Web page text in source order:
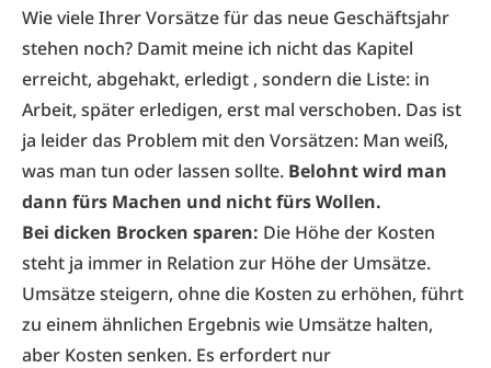
Wie viele Ihrer Vorsätze für das neue Geschäftsjahr
stehen noch? Damit meine ich nicht das Kapitel
erreicht, abgehakt, erledigt , sondern die Liste: in
Arbeit, später erledigen, erst mal verschoben. Das ist
ja leider das Problem mit den Vorsätzen: Man weiß,
was man tun oder lassen sollte. Belohnt wird man
dann fürs Machen und nicht fürs Wollen.
Bei dicken Brocken sparen: Die Höhe der Kosten
steht ja immer in Relation zur Höhe der Umsätze.
Umsätze steigern, ohne die Kosten zu erhöhen, führt
zu einem ähnlichen Ergebnis wie Umsätze halten,
aber Kosten senken. Es erfordert nur